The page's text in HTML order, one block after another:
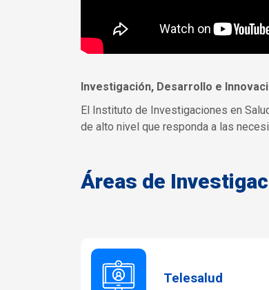
Investigación, Desarrollo e
El Instituto de Investigaciones en
de alto nivel que responda a las
Áreas de
Telesalud